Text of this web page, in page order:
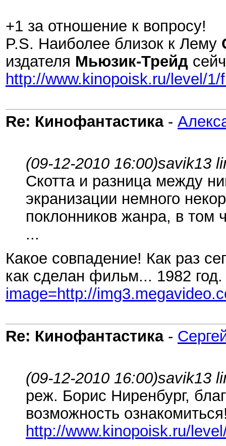
+1 за отношение к вопросу!
P.S. Наиболее близок к Лему
издателя Мьюзик-Трейд
http://www.kinopoisk.ru/level/
Re: Кинофантастика-
(09-12-2010 16:00)savik13
Скотта и разница между
экранизации немного
поклонников жанра, в
...
Какое совпадение! Как раз
как сделан фильм... 1982
image=http://
Re: Кинофантастика-
(09-12-2010 16:00)savik13
реж. Борис Ниренбург,
возможность
http://www.kinopoisk.ru/